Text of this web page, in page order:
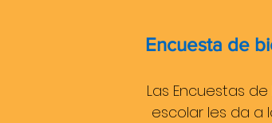
Encuesta de
Las Encuestas
escolar les da a